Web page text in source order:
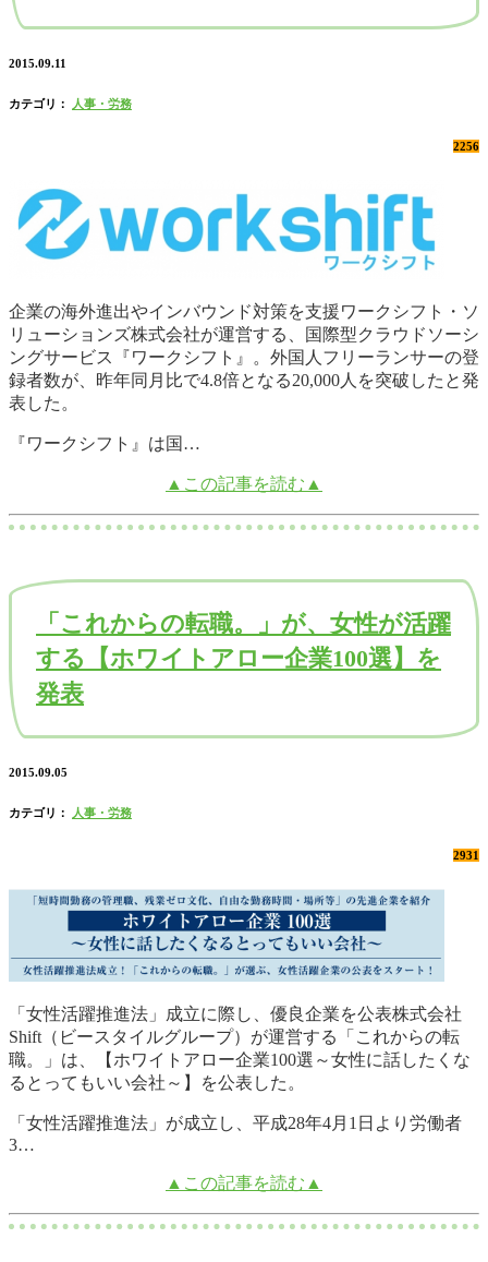
2015.09.11
カテゴリ： 人事・労務
2256
企業の海外進出やインバウンド対策を支援ワークシフト・ソ
リューションズ株式会社が運営する、国際型クラウドソーシ
ングサービス『ワークシフト』。外国人フリーランサーの登
録者数が、昨年同月比で4.8倍となる20,000人を突破したと発
表した。
『ワークシフト』は国…
▲この記事を読む▲
「これからの転職。」が、女性が活躍
する【ホワイトアロー企業100選】を
発表
2015.09.05
カテゴリ： 人事・労務
2931
「女性活躍推進法」成立に際し、優良企業を公表株式会社
Shift（ビースタイルグループ）が運営する「これからの転
職。」は、【ホワイトアロー企業100選～女性に話したくな
るとってもいい会社～】を公表した。
「女性活躍推進法」が成立し、平成28年4月1日より労働者
3…
▲この記事を読む▲